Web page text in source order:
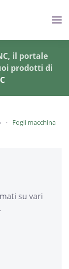
il portale
prodotti di
Fogli macchina
su vari